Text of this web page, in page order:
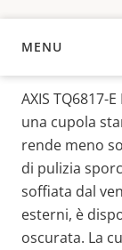
MENU
PANORAMICA
AXIS TQ6817-
una cupola
rende meno
di pulizia
soffiata dal
esterni, è
oscurata. La